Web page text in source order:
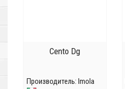
Cento Dg
Производитель: Imola